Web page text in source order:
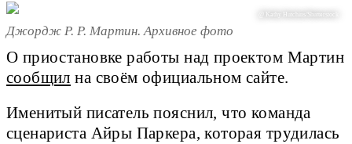
@ Kathy Hutchins/Shutterstock
Джордж Р. Р. Мартин. Архивное фото
О приостановке работы над проектом Мартин
сообщил на своём официальном сайте.
Именитый писатель пояснил, что команда
сценариста Айры Паркера, которая трудилась